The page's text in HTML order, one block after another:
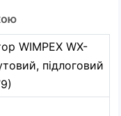
WIMPEX WX-
підлоговий